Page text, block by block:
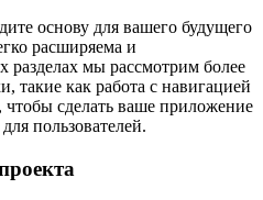
основу для вашего будущего
расширяема и
мы рассмотрим более
такие как работа с навигацией
сделать ваше приложение
пользователей.